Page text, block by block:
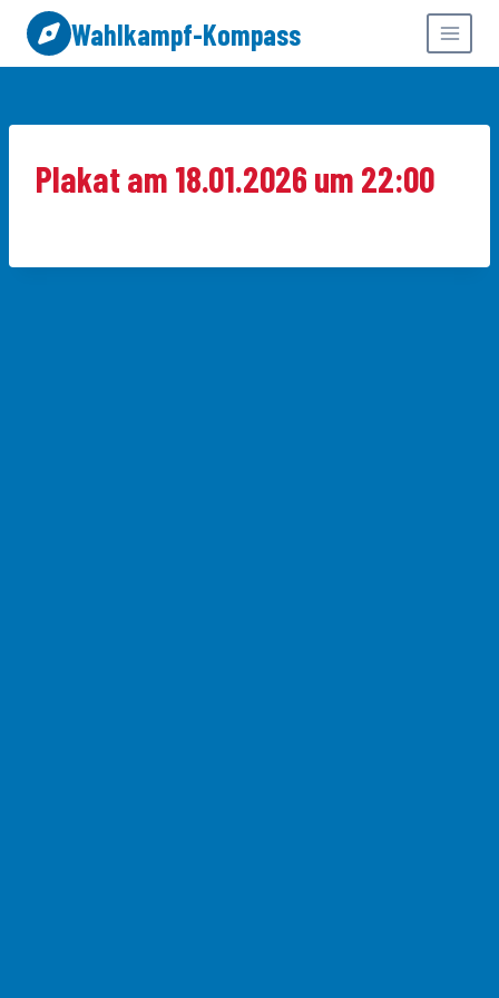
Zum
Inhalt
springen
Wahlkampf-Kompass
Plakat am 18.01.2026 um 22:00